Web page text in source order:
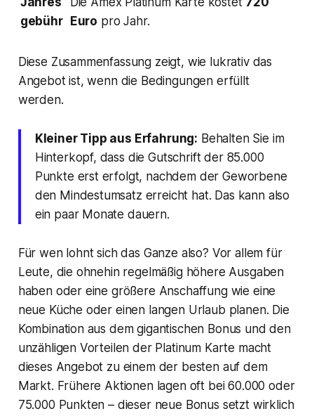
gebühr
Euro pro Jahr.
Diese Zusammenfassung zeigt, wie lukrativ das
Angebot ist, wenn die Bedingungen erfüllt
werden.
Kleiner Tipp aus Erfahrung: Behalten Sie im
Hinterkopf, dass die Gutschrift der 85.000
Punkte erst erfolgt, nachdemder Geworbene
den Mindestumsatz erreicht hat. Das kann also
ein paar Monate dauern.
Für wen lohnt sich das Ganze also? Vor allem für
Leute, die ohnehin regelmäßig höhere Ausgaben
haben oder eine größere Anschaffung wie eine
neue Küche oder einen langen Urlaub planen. Die
Kombination aus dem gigantischen Bonus und den
unzähligen Vorteilen der Platinum Karte macht
dieses Angebot zu einem der besten auf dem
Markt. Frühere Aktionen lagen oft bei 60.000 oder
75.000 Punkten – dieser neue Bonus setzt wirklich